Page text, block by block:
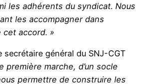
les adhérents du syndicat. Nous
les accompagner dans
cet accord. »
secrétaire général du SNJ-CGT
première marche, d’un socle
permettre de construire les